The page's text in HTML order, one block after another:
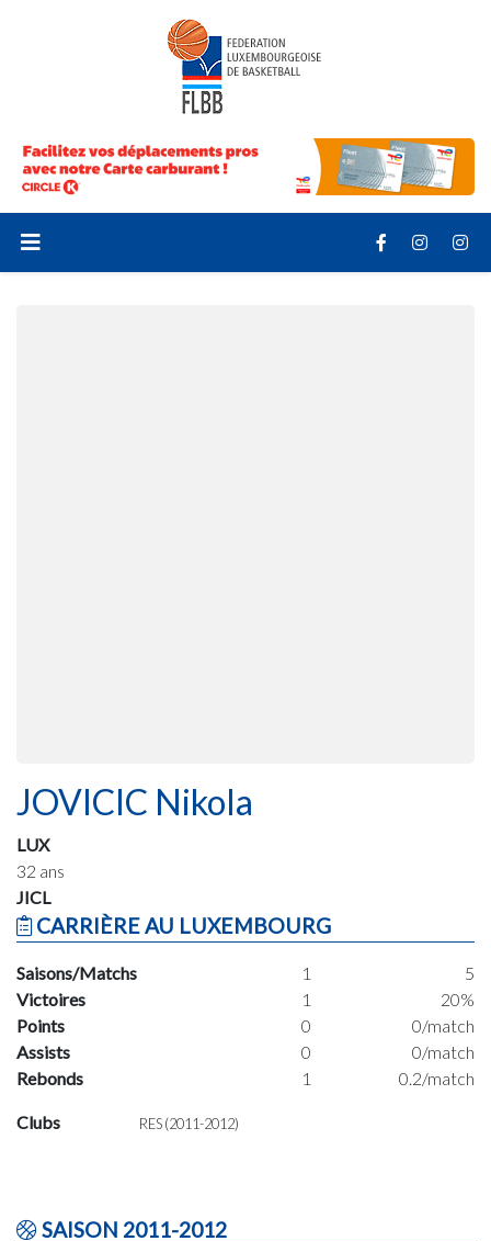
JOVICIC Nikola
LUX
32 ans
JICL
CARRIÈRE AU LUXEMBOURG
Saisons/Matchs 1
5
Victoires
1
20%
Points
0
0/match
Assists
0
0/match
Rebonds
1 0.2/match
Clubs RES (2011-2012)
SAISON 2011-2012